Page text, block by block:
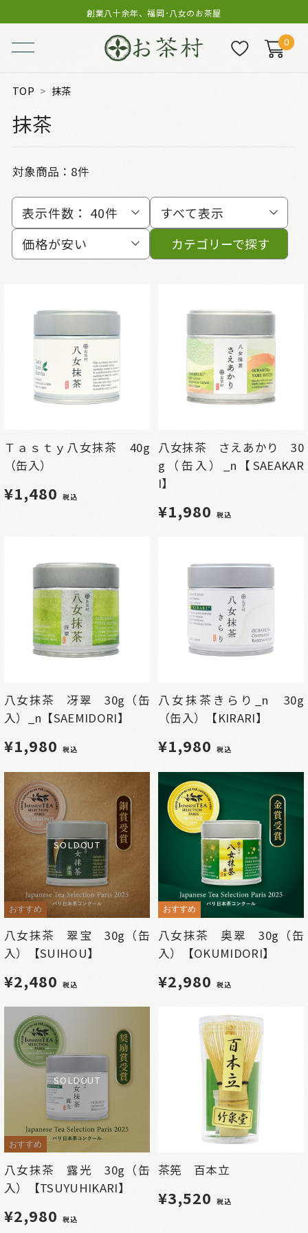
創業八十余年、福岡･八女のお茶屋
0
TOP 抹茶
抹茶
対象商品： 8件
表示件数： 40件
すべて表示
価格が安い
カテゴリーで探す
Ｔａｓｔｙ八女抹茶 40g
（缶入）
¥1,480 税込
八女抹茶 さえあかり 30
g（缶入）_n【SAEAKAR
I】
¥1,980 税込
八女抹茶 冴翠 30g（缶
入）_n【SAEMIDORI】
¥1,980 税込
八女抹茶きらり_n 30g
（缶入）【KIRARI】
¥1,980 税込
SOLDOUT
おすすめ
八女抹茶 翠宝 30g（缶
入）【SUIHOU】
¥2,480 税込
おすすめ
八女抹茶 奥翠 30g（缶
入）【OKUMIDORI】
¥2,980 税込
SOLDOUT
おすすめ
八女抹茶 露光 30g（缶
入）【TSUYUHIKARI】
¥2,980 税込
茶筅 百本立
¥3,520 税込